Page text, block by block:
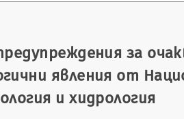
за
явления от
и хидрология